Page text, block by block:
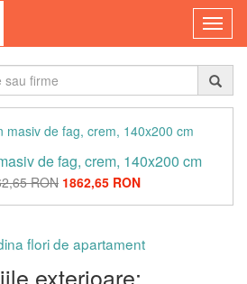
de fag, crem, 140x200 cm
RON 1862,65 RON
flori de apartament
exterioare: